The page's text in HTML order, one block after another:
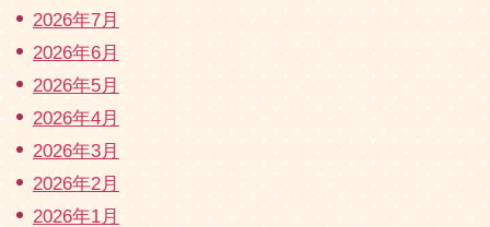
2026年7月
2026年6月
2026年5月
2026年4月
2026年3月
2026年2月
2026年1月